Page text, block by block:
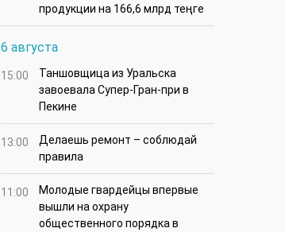
продукции на 166,6 млрд теңге
6 августа
15:00
Таншовщица из Уральска
завоевала Супер-Гран-при в
Пекине
13:00
Делаешь ремонт – соблюдай
правила
11:00
Молодые гвардейцы впервые
вышли на охрану
общественного порядка в